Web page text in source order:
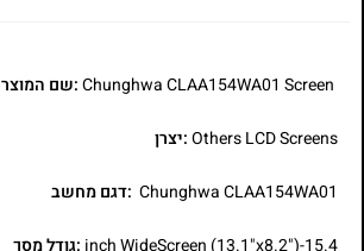
:שם המוצר
Others LCD Screens:יצרן
Chunghwa CLAA154WA01 :דגם מחשב
15.4-inch WideScreen (13.1"x8.2") :גודל מסך